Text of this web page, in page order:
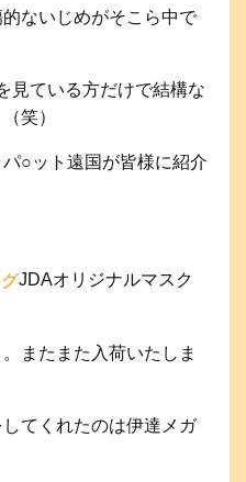
ないじめがそこら中で
見ている方だけで結構な
笑）
○ット遠国が皆様に紹介
JDAオリジナルマスク
またまた入荷いたしま
てくれたのは伊達メガ